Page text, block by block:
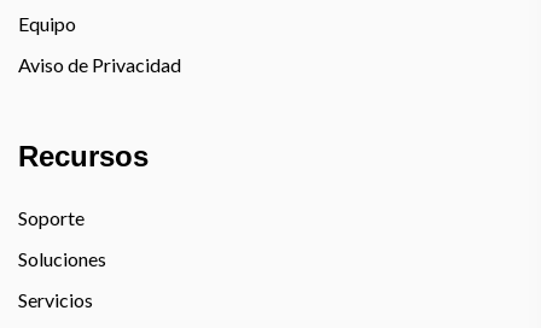
Equipo
Aviso de Privacidad
Recursos
Soporte
Soluciones
Servicios